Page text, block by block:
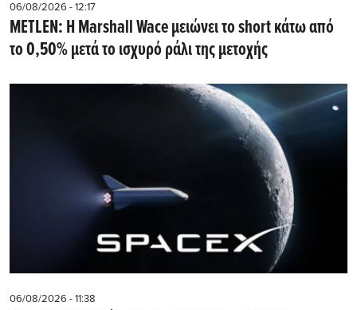
06/08/2026 - 12:17
METLEN: Η Marshall Wace μειώνει το short κάτω από
το 0,50% μετά το ισχυρό ράλι της μετοχής
06/08/2026 - 11:38